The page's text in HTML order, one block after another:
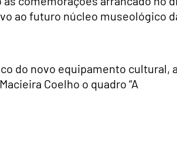
ao futuro núcleo museológico
do novo equipamento cultural,
Coelho o quadro “A